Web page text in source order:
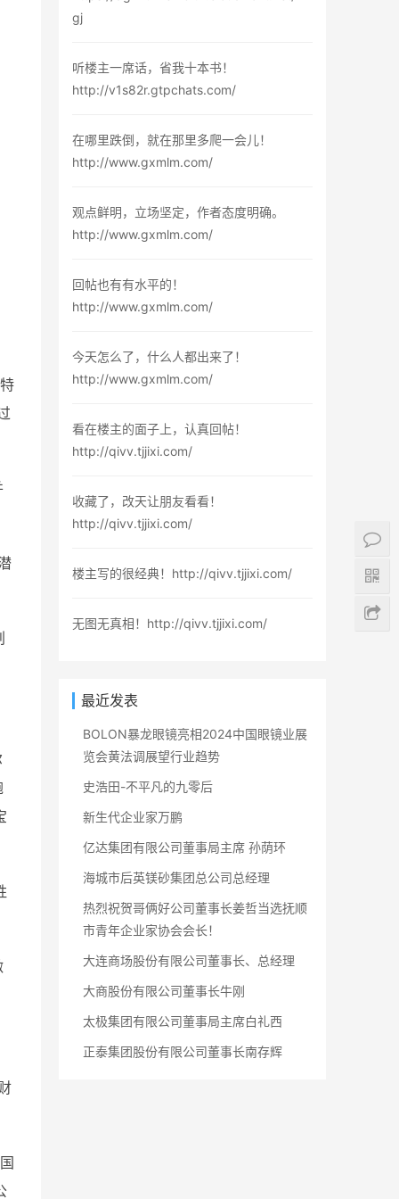
gj
听楼主一席话，省我十本书！
http://v1s82r.gtpchats.com/
在哪里跌倒，就在那里多爬一会儿！
http://www.gxmlm.com/
观点鲜明，立场坚定，作者态度明确。
http://www.gxmlm.com/
回帖也有有水平的！
http://www.gxmlm.com/
今天怎么了，什么人都出来了！
http://www.gxmlm.com/
看在楼主的面子上，认真回帖！
http://qivv.tjjixi.com/
收藏了，改天让朋友看看！
http://qivv.tjjixi.com/
楼主写的很经典！http://qivv.tjjixi.com/
无图无真相！http://qivv.tjjixi.com/
最近发表
BOLON暴龙眼镜亮相2024中国眼镜业展
览会黄法调展望行业趋势
史浩田-不平凡的九零后
新生代企业家万鹏
亿达集团有限公司董事局主席 孙荫环
海城市后英镁砂集团总公司总经理
热烈祝贺哥俩好公司董事长姜哲当选抚顺
市青年企业家协会会长！
大连商场股份有限公司董事长、总经理
大商股份有限公司董事长牛刚
太极集团有限公司董事局主席白礼西
正泰集团股份有限公司董事长南存辉